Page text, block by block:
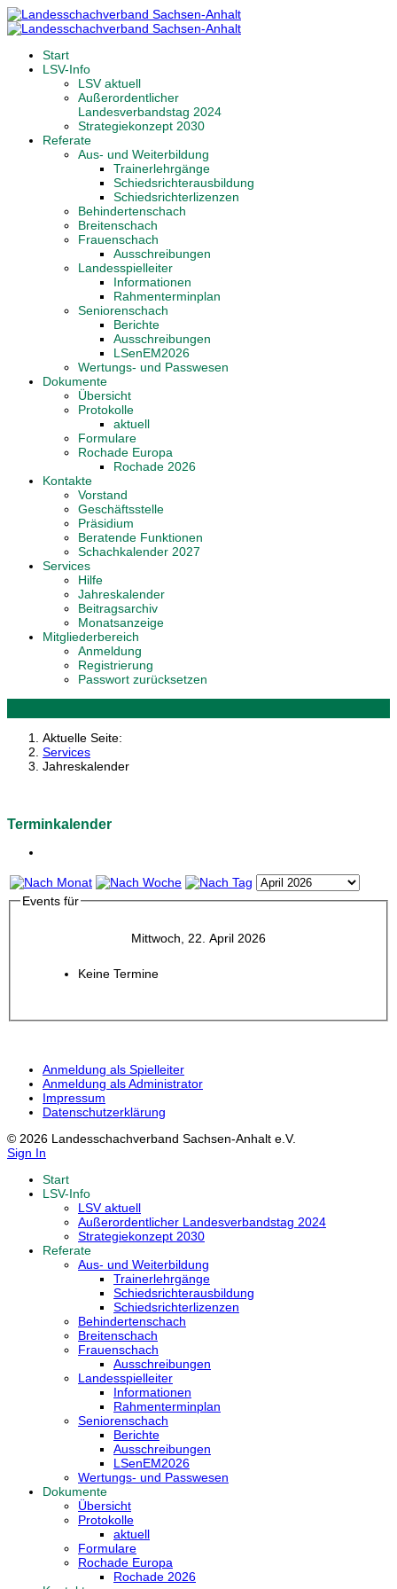
Start
LSV-Info
LSV aktuell
Außerordentlicher
Landesverbandstag 2024
Strategiekonzept 2030
Referate
Aus- und Weiterbildung
Trainerlehrgänge
Schiedsrichterausbildung
Schiedsrichterlizenzen
Behindertenschach
Breitenschach
Frauenschach
Ausschreibungen
Landesspielleiter
Informationen
Rahmenterminplan
Seniorenschach
Berichte
Ausschreibungen
LSenEM2026
Wertungs- und Passwesen
Dokumente
Übersicht
Protokolle
aktuell
Formulare
Rochade Europa
Rochade 2026
Kontakte
Vorstand
Geschäftsstelle
Präsidium
Beratende Funktionen
Schachkalender 2027
Services
Hilfe
Jahreskalender
Beitragsarchiv
Monatsanzeige
Mitgliederbereich
Anmeldung
Registrierung
Passwort zurücksetzen
Aktuelle Seite:
Services
Jahreskalender
Terminkalender
Events für
Mittwoch, 22. April 2026
Keine Termine
Anmeldung als Spielleiter
Anmeldung als Administrator
Impressum
Datenschutzerklärung
© 2026 Landesschachverband Sachsen-Anhalt e.V.
Sign In
Start
LSV-Info
LSV aktuell
Außerordentlicher Landesverbandstag 2024
Strategiekonzept 2030
Referate
Aus- und Weiterbildung
Trainerlehrgänge
Schiedsrichterausbildung
Schiedsrichterlizenzen
Behindertenschach
Breitenschach
Frauenschach
Ausschreibungen
Landesspielleiter
Informationen
Rahmenterminplan
Seniorenschach
Berichte
Ausschreibungen
LSenEM2026
Wertungs- und Passwesen
Dokumente
Übersicht
Protokolle
aktuell
Formulare
Rochade Europa
Rochade 2026